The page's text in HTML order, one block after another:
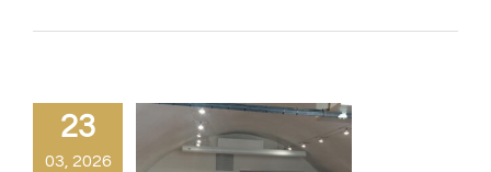
23
03, 2026